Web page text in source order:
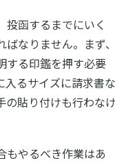
投函するまでにいく
ばなりません。まず
する印鑑を押す必要
入るサイズに請求書な
の貼り付けも行わな
もやるべき作業はあ